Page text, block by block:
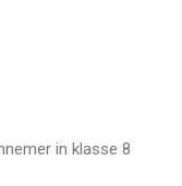
in klasse 8